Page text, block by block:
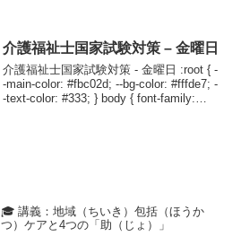
介護福祉士国家試験対策 – 金曜日
介護福祉士国家試験対策 - 金曜日 :root { -
-main-color: #fbc02d; --bg-color: #fffde7; -
-text-color: #333; } body { font-family:
🎓 講義：地域（ちいき）包括（ほうか
つ）ケアと4つの「助（じょ）」